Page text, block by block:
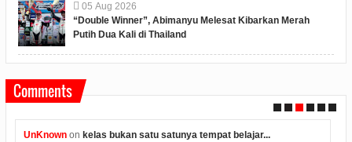
05 Aug 2026
“Double Winner”, Abimanyu Melesat Kibarkan Merah
Putih Dua Kali di Thailand
Comments
UnKnownon kelas bukan satu satunya tempat belajar...